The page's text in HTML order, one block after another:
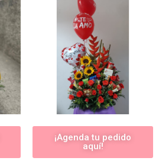
¡Agenda tu pedido
aquí!